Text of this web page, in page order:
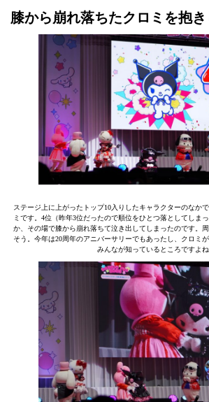
膝から崩れ落ちたクロミを抱
ステージ上に上がったトップ10入りしたキャラクターのなか
ミです。4位（昨年3位だったので順位をひとつ落としてしま
か、その場で膝から崩れ落ちて泣き出してしまったのです。
そう。今年は20周年のアニバーサリーでもあったし、クロミ
みんなが知っているところですよね